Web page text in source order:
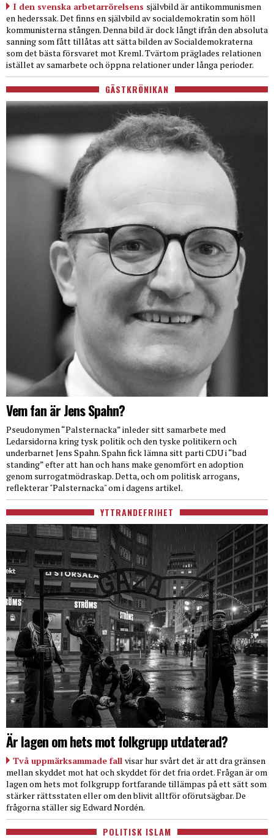
I den svenska arbetarrörelsens självbild är antikommunismen
en hederssak. Det finns en självbild av socialdemokratin som höll
kommunisterna stången. Denna bild är dock långt ifrån den absoluta
sanning som fått tillåtas att sätta bilden av Socialdemokraterna
som det bästa försvaret mot Kreml. Tvärtom präglades relationen
istället av samarbete och öppna relationer under långa perioder.
GÄSTKRÖNIKAN
Vem fan är Jens Spahn?
Pseudonymen “Palsternacka” inleder sitt samarbete med
Ledarsidorna kring tysk politik och den tyske politikern och
underbarnet Jens Spahn. Spahn fick lämna sitt parti CDU i “bad
standing” efter att han och hans make genomfört en adoption
genom surrogatmödraskap. Detta, och om politisk arrogans,
reflekterar "Palsternacka" om i dagens artikel.
YTTRANDEFRIHET
Är lagen om hets mot folkgrupp utdaterad?
Två uppmärksammade fall visar hur svårt det är att dra gränsen
mellan skyddet mot hat och skyddet för det fria ordet. Frågan är om
lagen om hets mot folkgrupp fortfarande tillämpas på ett sätt som
stärker rättsstaten eller om den blivit alltför oförutsägbar. De
frågorna ställer sig Edward Nordén.
POLITISK ISLAM